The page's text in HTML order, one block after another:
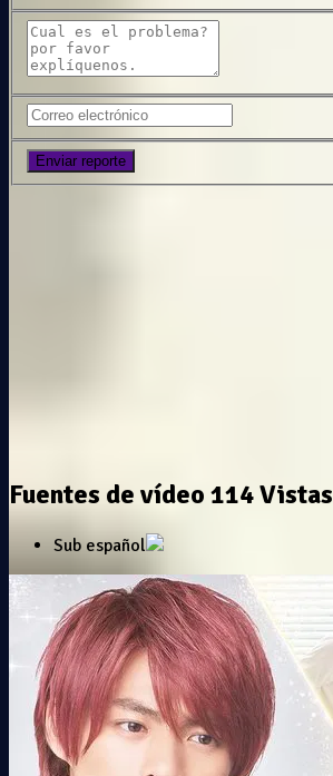
Fuentes de vídeo 114 Vistas
Sub español